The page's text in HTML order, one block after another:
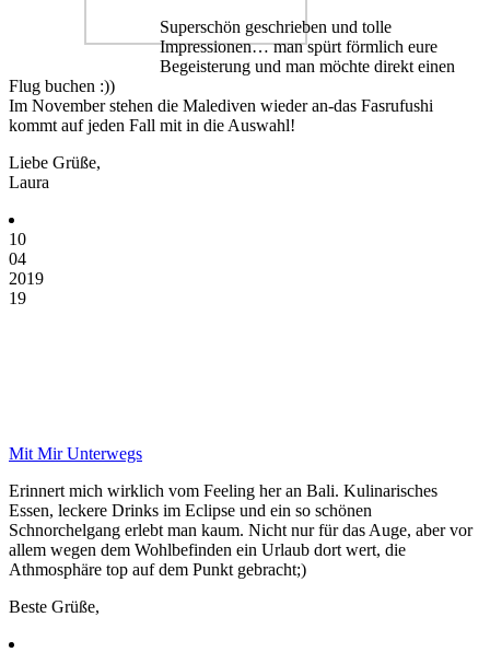
Superschön geschrieben und tolle
Impressionen… man spürt förmlich eure
Begeisterung und man möchte direkt einen
Flug buchen :))
Im November stehen die Malediven wieder an-das Fasrufushi
kommt auf jeden Fall mit in die Auswahl!
Liebe Grüße,
Laura
10
04
2019
19
Mit Mir Unterwegs
Erinnert mich wirklich vom Feeling her an Bali. Kulinarisches
Essen, leckere Drinks im Eclipse und ein so schönen
Schnorchelgang erlebt man kaum. Nicht nur für das Auge, aber vor
allem wegen dem Wohlbefinden ein Urlaub dort wert, die
Athmosphäre top auf dem Punkt gebracht;)
Beste Grüße,